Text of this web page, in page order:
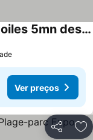
Kylian's Dream T4 meublé 4 étoiles 5mn des plages Pérols
Ver preços
Partilhar